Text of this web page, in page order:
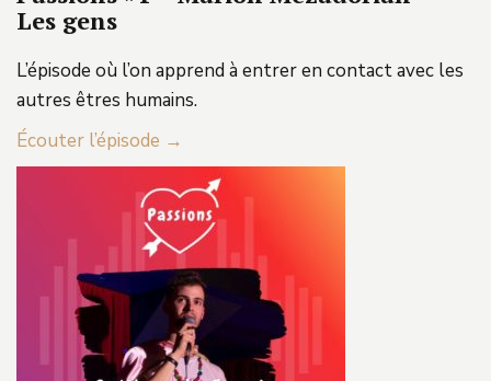
Les gens
L’épisode où l’on apprend à entrer en contact avec les
autres êtres humains.
Écouter l’épisode →